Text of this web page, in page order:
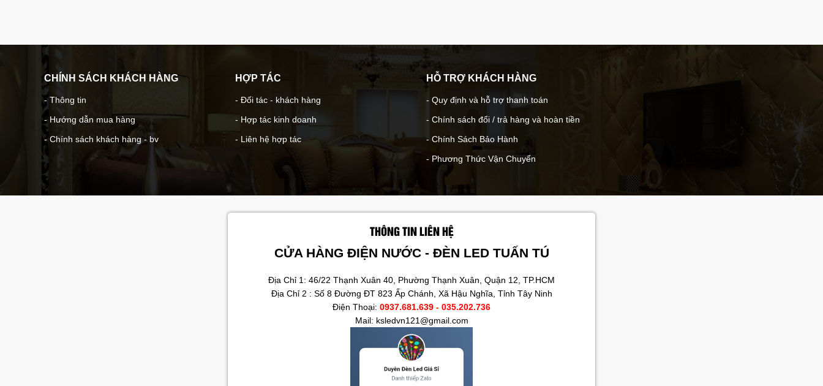
CHÍNH SÁCH KHÁCH HÀNG
- Thông tin
- Hướng dẫn mua hàng
- Chính sách khách hàng - bv
HỢP TÁC
- Đối tác - khách hàng
- Hợp tác kinh doanh
- Liên hệ hợp tác
HỖ TRỢ KHÁCH HÀNG
- Quy định và hỗ trợ thanh toán
- Chính sách đổi / trả hàng và hoàn tiền
- Chính Sách Bảo Hành
- Phương Thức Vận Chuyển
THÔNG TIN LIÊN HỆ
CỬA HÀNG ĐIỆN NƯỚC - ĐÈN LED TUẤN TÚ
Địa Chỉ 1: 46/22 Thạnh Xuân 40, Phường Thạnh Xuân, Quận 12, TP.HCM
Địa Chỉ 2 : Số 8 Đường ĐT 823 Ấp Chánh, Xã Hậu Nghĩa, Tỉnh Tây Ninh
Điện Thoại: 0937.681.639 - 035.202.736
Mail: ksledvn121@gmail.com